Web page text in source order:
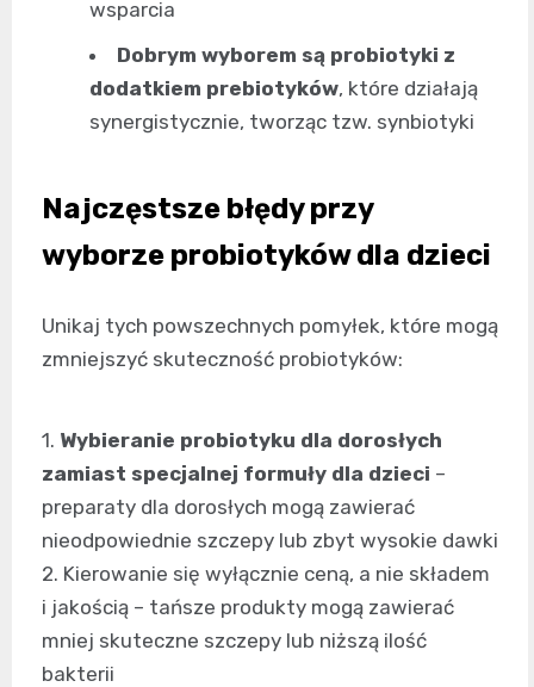
wsparcia
Dobrym wyborem są probiotyki z
dodatkiem prebiotyków, które działają
synergistycznie, tworząc tzw. synbiotyki
Najczęstsze błędy przy
wyborze probiotyków dla dzieci
Unikaj tych powszechnych pomyłek, które mogą
zmniejszyć skuteczność probiotyków:
1. Wybieranie probiotyku dla dorosłych
zamiast specjalnej formuły dla dzieci –
preparaty dla dorosłych mogą zawierać
nieodpowiednie szczepy lub zbyt wysokie dawki
2. Kierowanie się wyłącznie ceną, a nie składem
i jakością – tańsze produkty mogą zawierać
mniej skuteczne szczepy lub niższą ilość
bakterii